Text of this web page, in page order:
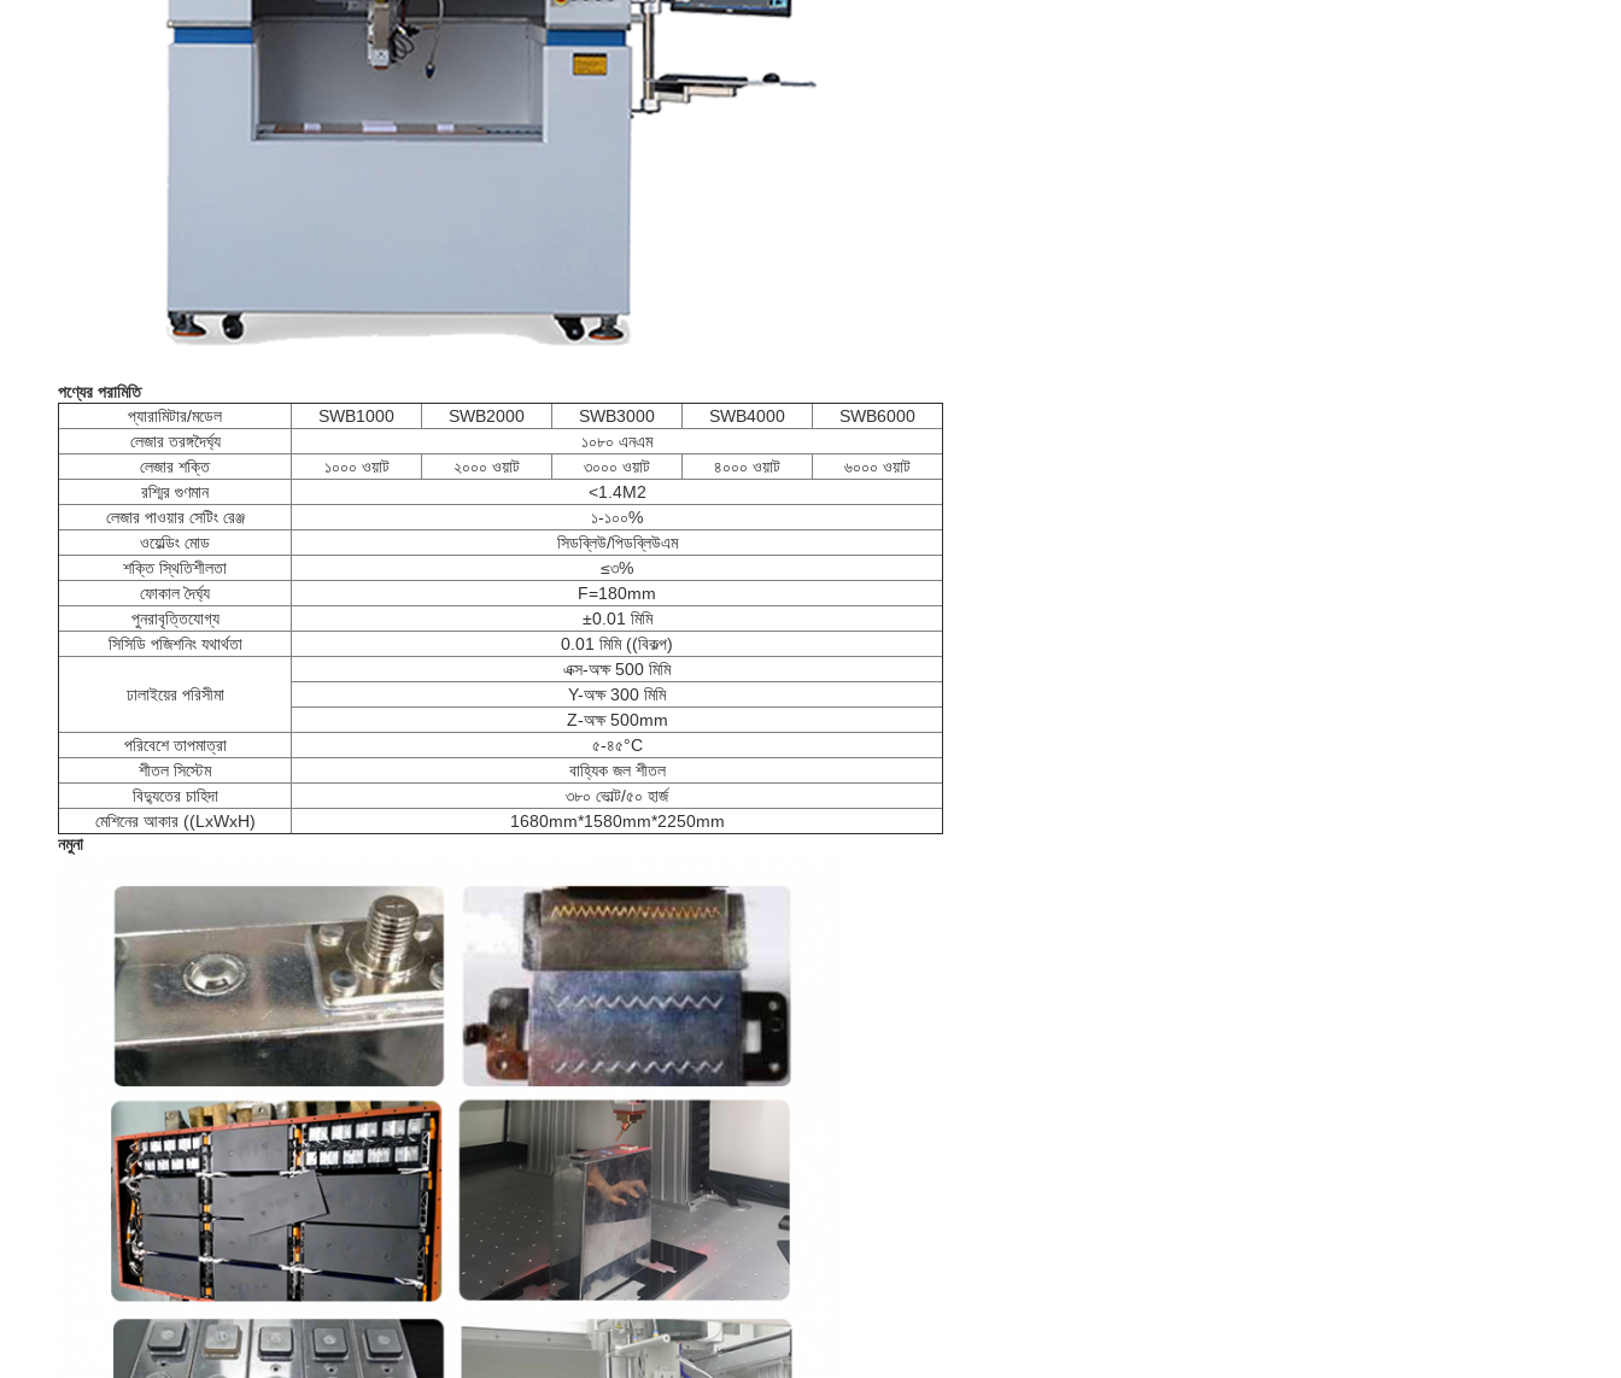
পণ্যের পরামিতি
প্যারামিটার/মডেল
SWB1000 SWB2000 SWB3000 SWB4000
SWB6000
লেজার তরঙ্গদৈর্ঘ্য
১০৮০ এনএম
লেজার শক্তি
১০০০ ওয়াট ২০০০ ওয়াট ৩০০০ ওয়াট ৪০০০ ওয়াট
৬০০০ ওয়াট
রশ্মির গুণমান
<1.4M2
লেজার পাওয়ার সেটিং রেঞ্জ
১-১০০%
ওয়েল্ডিং মোড
সিডব্লিউ/পিডব্লিউএম
শক্তি স্থিতিশীলতা
≤৩%
ফোকাল দৈর্ঘ্য
F=180mm
পুনরাবৃত্তিযোগ্য
±0.01 মিমি
সিসিডি পজিশনিং যথার্থতা
0.01 মিমি ((বিকল্প)
ঢালাইয়ের পরিসীমা
এক্স-অক্ষ 500 মিমি
Y-অক্ষ 300 মিমি
Z-অক্ষ 500mm
পরিবেশে তাপমাত্রা
৫-৪৫°C
শীতল সিস্টেম
বাহ্যিক জল শীতল
বিদ্যুতের চাহিদা
৩৮০ ভোল্ট/৫০ হার্জ
মেশিনের আকার ((LxWxH)
1680mm*1580mm*2250mm
নমুনা